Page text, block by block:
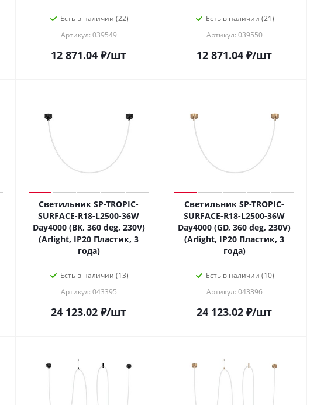
Есть в наличии (22)
Артикул: 039549
12 871.04 ₽/шт
Есть в наличии (21)
Артикул: 039550
12 871.04 ₽/шт
Светильник SP-TROPIC-
SURFACE-R18-L2500-36W
Day4000 (BK, 360 deg, 230V)
(Arlight, IP20 Пластик, 3
года)
Есть в наличии (13)
Артикул: 043395
24 123.02 ₽/шт
Светильник SP-TROPIC-
SURFACE-R18-L2500-36W
Day4000 (GD, 360 deg, 230V)
(Arlight, IP20 Пластик, 3
года)
Есть в наличии (10)
Артикул: 043396
24 123.02 ₽/шт